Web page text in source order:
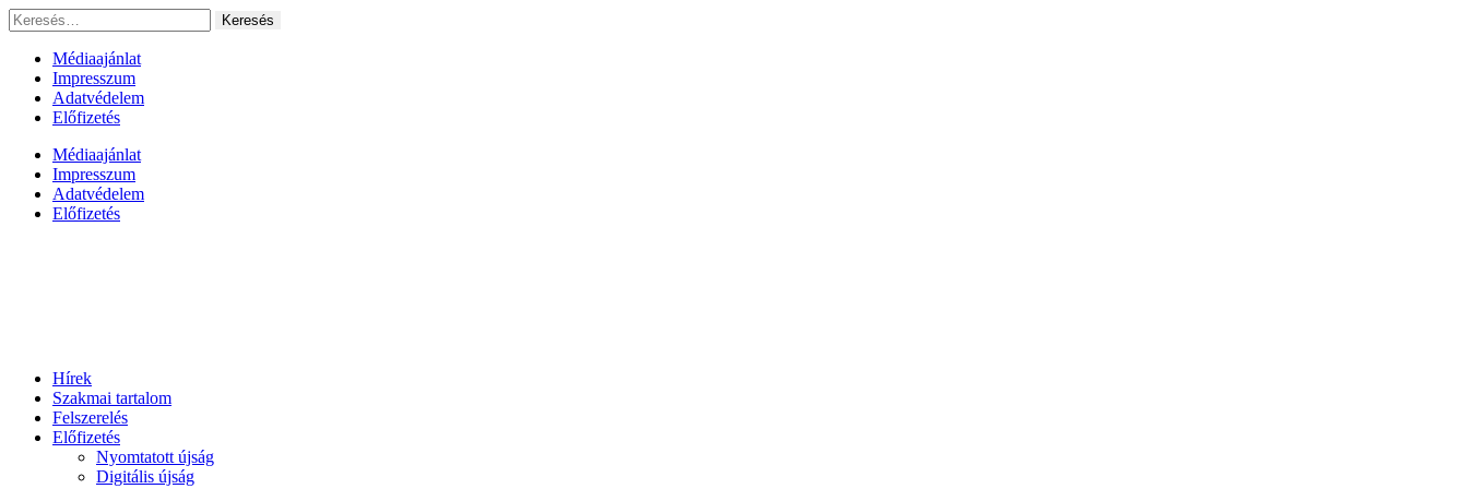
Ugrás
a
tartalomhoz
Keresés:
Médiaajánlat
Impresszum
Adatvédelem
Előfizetés
Médiaajánlat
Impresszum
Adatvédelem
Előfizetés
Hírek
Szakmai tartalom
Felszerelés
Előfizetés
Nyomtatott újság
Digitális újság